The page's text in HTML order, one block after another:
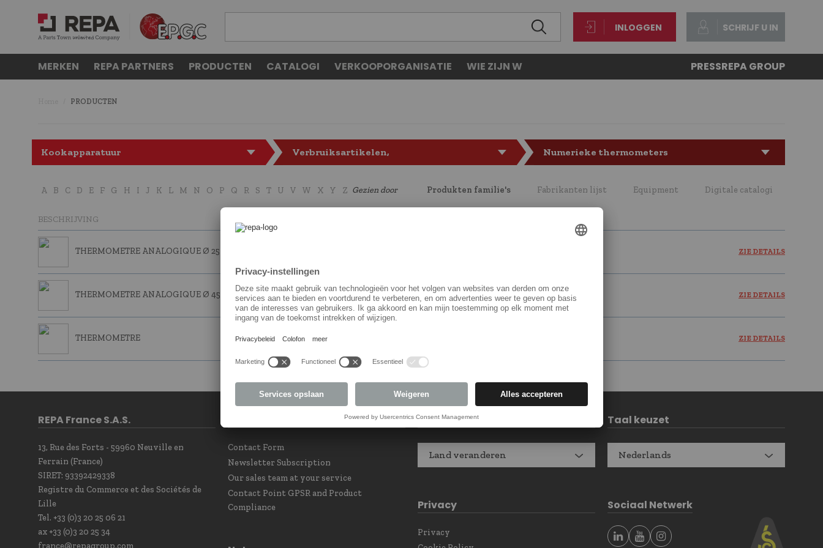
INLOGGEN SCHRIJF U IN
MERKEN REPA PARTNERS PRODUCTEN CATALOGI VERKOOPORGANISATIE WIE ZIJN W PRESSREPA GROUP
PRODUCTEN
Kookapparatuur Verbruiksartikelen, Numerieke thermometers
A B C D E F G H I J K L M N O P Q R S T U V W X Y Z Gezien door Produkten familie's Fabrikanten lijst Equipment Digitale catalogi
BESCHRIJVING
THERMOMETRE ANALOGIQUE Ø 25 MM ZIE DETAILS
THERMOMETRE ANALOGIQUE Ø 45 MM LF41739040 ZIE DETAILS
THERMOMETRE ZIE DETAILS
REPA France S.A.S.
13, Rue des Forts - 59960 Neuville en
Ferrain (France)
SIRET: 93392429338
Registre du Commerce et des Sociétés de
Lille
Tel. +33 (0)3 20 25 06 21
ax +33 (0)3 20 25 34
france@repagroup.com
Contact Form
Newsletter Subscription
Our sales team at your service
Contact Point GPSR and Product
Compliance
Land keuzel
Land veranderen
Privacy
Privacy
Taal keuzet
Nederlands
Sociaal Netwerk